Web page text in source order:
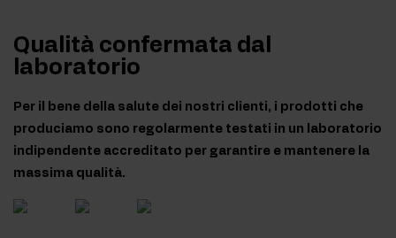
Qualità confermata dal
laboratorio
Per il bene della salute dei nostri clienti, i prodotti che
produciamo sono regolarmente testati in un laboratorio
indipendente accreditato per garantire e mantenere la
massima qualità.